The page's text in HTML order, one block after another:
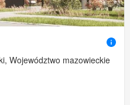
Województwo mazowieckie